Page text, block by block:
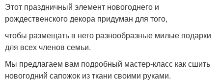
Этот праздничный элемент новогоднего и
рождественского декора придуман для того,
чтобы размещать в него разнообразные милые подарки
для всех членов семьи.
Мы предлагаем вам подробный мастер-класс как сшить
новогодний сапожок из ткани своими руками.